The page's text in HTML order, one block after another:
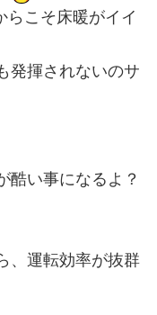
らこそ床暖がイイ
発揮されないのサ
酷い事になるよ？
、運転効率が抜群